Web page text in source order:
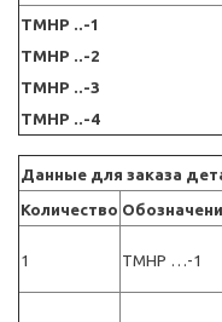
TMHP ..-1
TMHP ..-2
TMHP ..-3
TMHP ..-4
Данные для заказа
Количество
1 TMHP …-1